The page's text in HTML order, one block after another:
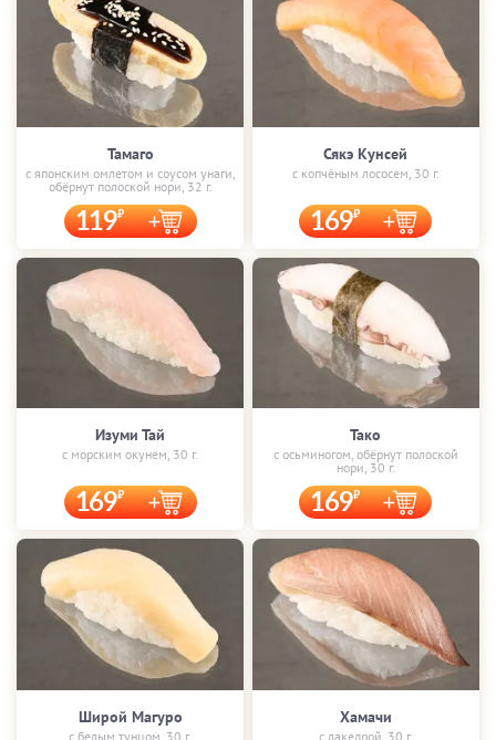
Тамаго
с японским омлетом и соусом унаги,
обёрнут полоской нори, 32 г.
119
Сякэ Кунсей
с копчёным лососем, 30 г.
169
Изуми Тай
с морским окунем, 30 г.
169
Тако
с осьминогом, обёрнут полоской
нори, 30 г.
169
Широй Магуро
с белым тунцом, 30 г.
Хамачи
с лакедрой, 30 г.